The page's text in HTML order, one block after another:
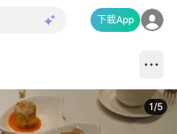
下載App
1/5